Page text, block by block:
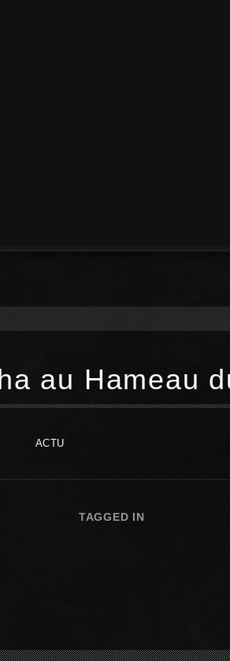
au Hameau
ACTU
TAGGED IN